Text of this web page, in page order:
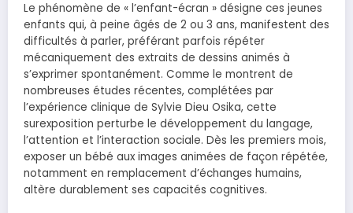
Le phénomène de « l’enfant-écran » désigne ces jeunes
enfants qui, à peine âgés de 2 ou 3 ans, manifestent des
difficultés à parler, préférant parfois répéter
mécaniquement des extraits de dessins animés à
s’exprimer spontanément. Comme le montrent de
nombreuses études récentes, complétées par
l’expérience clinique de Sylvie Dieu Osika, cette
surexposition perturbe le développement du langage,
l’attention et l’interaction sociale. Dès les premiers mois,
exposer un bébé aux images animées de façon répétée,
notamment en remplacement d’échanges humains,
altère durablement ses capacités cognitives.